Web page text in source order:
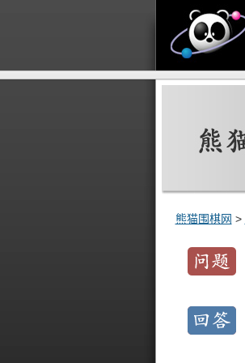
熊猫围棋网 >